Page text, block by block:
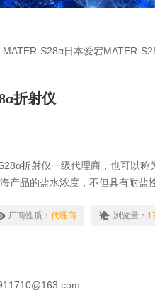
S28α日本爱宕MATER-S28α折
折射仪
折射仪一级代理商，也可以称
产品的盐水浓度，不但具有耐盐
厂商性质： 代理商 浏览量：